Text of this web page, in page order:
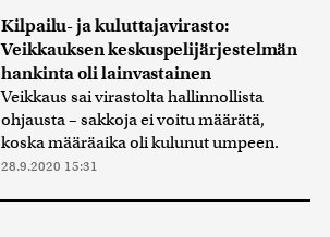
Kilpailu- ja kuluttajavirasto:
Veikkauksen keskuspelijärjestelmän
hankinta oli lainvastainen
Veikkaus sai virastolta hallinnollista
ohjausta – sakkoja ei voitu määrätä,
koska määräaika oli kulunut umpeen.
28.9.2020 15:31